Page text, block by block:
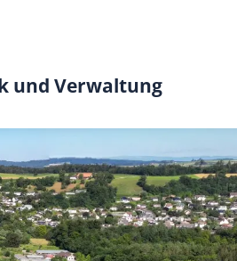
und Verwaltung